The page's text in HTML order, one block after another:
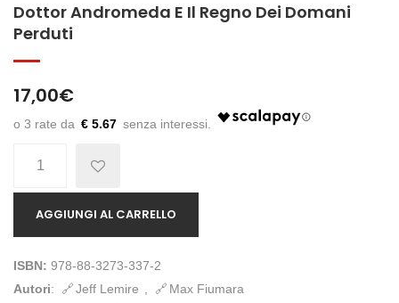
Dottor Andromeda E Il Regno Dei Domani
Perduti
17,00€
€ 5.67
AGGIUNGI AL CARRELLO
ISBN: 978-88-3273-337-2
Autori: Jeff Lemire ,
Max Fiumara